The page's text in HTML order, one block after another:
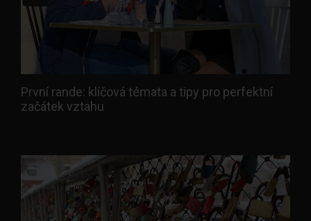
První rande: klíčová témata a tipy pro perfektní
začátek vztahu